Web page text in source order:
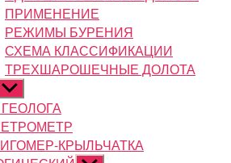
ПРИМЕНЕНИЕ
РЕЖИМЫ БУРЕНИЯ
СХЕМА КЛАССИФИКАЦИИ
ТРЕХШАРОШЕЧНЫЕ ДОЛОТА
Показывать
подменю
КРЫЛЬЧАТКА